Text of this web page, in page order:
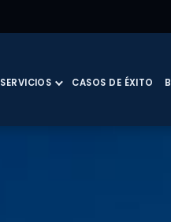
SERVICIOS CASOS DE ÉXITO